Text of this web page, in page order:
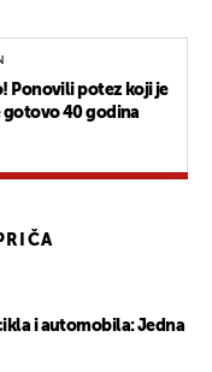
Ponovili potez koji je
gotovo 40 godina
i automobila: Jedna